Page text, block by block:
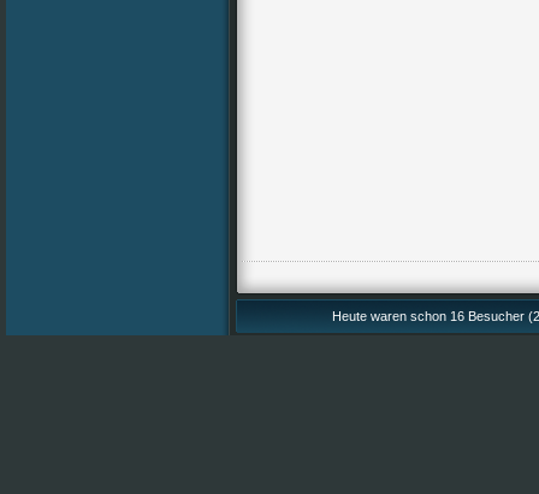
Heute waren schon 16 Besucher